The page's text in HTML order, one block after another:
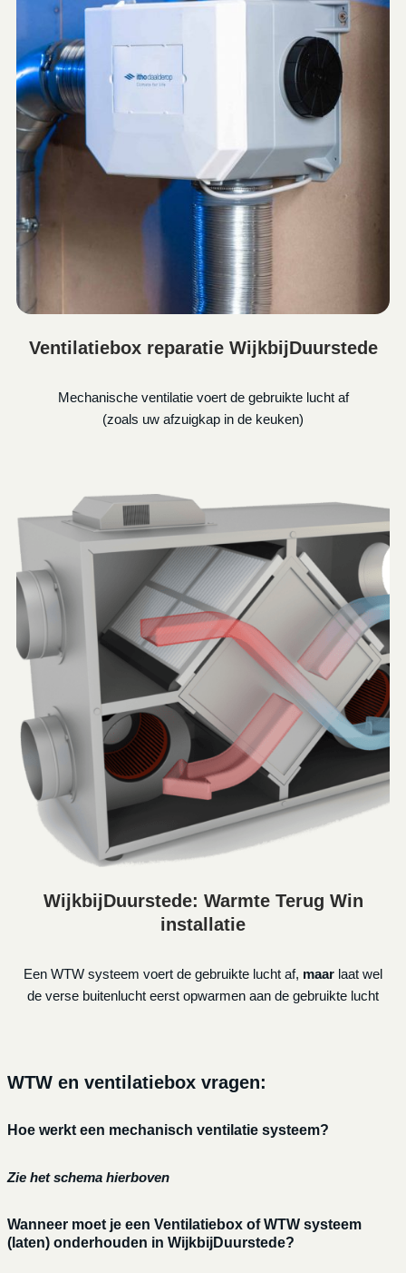
Ventilatiebox reparatie WijkbijDuurstede
Mechanische ventilatie voert de gebruikte lucht af
(zoals uw afzuigkap in de keuken)
WijkbijDuurstede: Warmte Terug Win
installatie
Een WTW systeem voert de gebruikte lucht af, maar laat wel
de verse buitenlucht eerst opwarmen aan de gebruikte lucht
WTW en ventilatiebox vragen:
Hoe werkt een mechanisch ventilatie systeem?
Zie het schema hierboven
Wanneer moet je een Ventilatiebox of WTW systeem
(laten) onderhouden in WijkbijDuurstede?